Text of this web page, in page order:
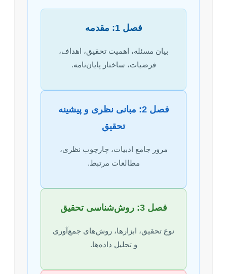
فصل 1: مقدمه
بیان مسئله، اهمیت تحقیق، اهداف،
فرضیات، ساختار پایان‌نامه.
فصل 2: مبانی نظری و پیشینه
تحقیق
مرور جامع ادبیات، چارچوب نظری،
مطالعات مرتبط.
فصل 3: روش‌شناسی تحقیق
نوع تحقیق، ابزارها، روش‌های جمع‌آوری
و تحلیل داده‌ها.